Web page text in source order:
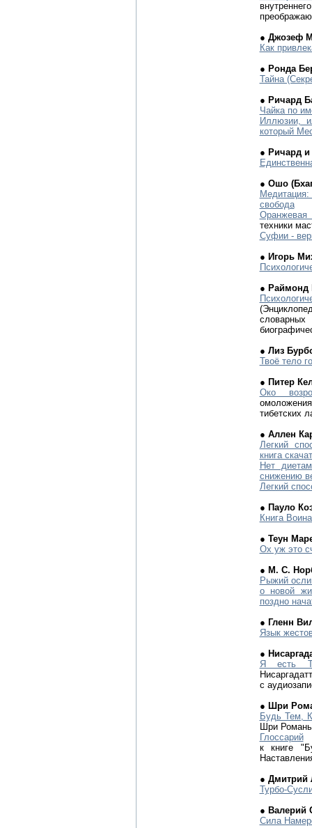
● Джозеф
Как
● Ронда
Тайна
● Ричард
Чайка по
Иллюзии,
который
● Ричард
● Ошо
свобода
техники
Суфии -
● Игорь
● Раймонд
● Лиз
Твоё тело
● Питер
Око
тибетских
● Аллен
Легкий
книга
Нет
снижению
Легкий
● Пауло
Книга
● Теун
Ох уж это
● М. С.
Рыжий
о новой
поздно
● Гленн
Язык
●
Я есть
с
● Шри
Будь Тем,
Шри
Глоссарий
к книге
● Дмитрий
Турбо-
● Валерий
Сила